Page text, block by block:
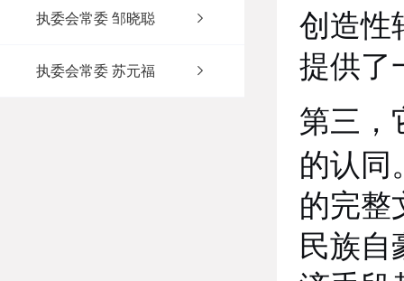
执委会常委 邹晓聪
执委会常委 苏元福
创造性
提供了
第三，
的认同
的完整
民族自